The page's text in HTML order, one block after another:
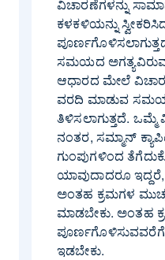
ವಿಚಾರಣೆಗಳನ್ನು
ಕಳಕಳಿಯನ್ನು
ಸಮಯದ ಅಗತ್ಯವಿರುವ
ಆಧಾರದ ಮೇಲೆ
ವರದಿ ಮಾಡುವ
ತಿಳಿಸಲಾಗುತ್ತದೆ.
ನಂತರ, ಸಮ್ಮಾನ್
ಗುಂಪುಗಳಿಂದ
ಯಾವುದಾದರೂ ಇದ್ದರೆ,
ಅಂತಹ ಕ್ರಮಗಳ
ಮಾಡಬೇಕು. ಅಂತಹ
ಇಡಬೇಕು.